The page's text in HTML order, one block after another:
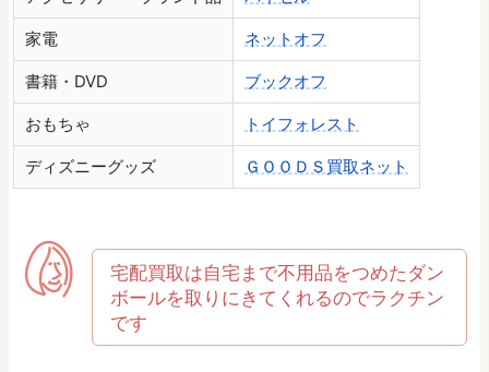
家電 ネットオフ
書籍・DVD ブックオフ
おもちゃ トイフォレスト
ディズニーグッズ ＧＯＯＤＳ買取ネット
宅配買取は自宅まで不用品をつめたダン
ボールを取りにきてくれるのでラクチン
です